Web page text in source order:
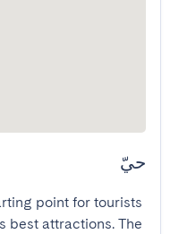
حيّ
point for tourists
best attractions. The